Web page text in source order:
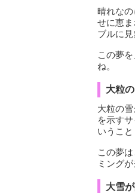
晴れなの
せに恵
ブルに
この夢
ね。
大粒
大粒の雪
を示す
いうこと
この夢
ミング
大雪